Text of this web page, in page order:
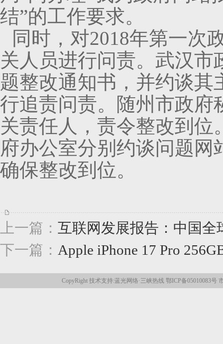
结”的工作要求。
同时，对2018年第一次
关人员进行问责。武汉
题整改通知书，并约谈
行追责问责。随州市政府
关责任人，责令整改到
府办公室分别约谈问题
确保整改到位。
上一篇： 互联网发展报告：中国全
下一篇： Apple iPhone 17 Pro
CopyRight 技术支持:蓝光网络·三峡热线 鄂ICP备05010083号